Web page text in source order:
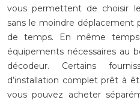
vous permettent de choisir
sans le moindre déplacement
de temps. En même
équipements nécessaires au
décodeur. Certains
d’installation complet prêt à
vous pouvez acheter